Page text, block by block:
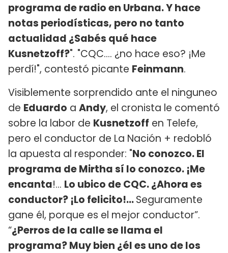
programa de radio en Urbana. Y hace
notas periodísticas, pero no tanto
actualidad ¿Sabés qué hace
Kusnetzoff?". "CQC.... ¿no hace eso? ¡Me
perdí!", contestó picante Feinmann.
Visiblemente sorprendido ante el ninguneo
de Eduardo a Andy, el cronista le comentó
sobre la labor de Kusnetzoff en Telefe,
pero el conductor de La Nación + redobló
la apuesta al responder: "No conozco. El
programa de Mirtha sí lo conozco. ¡Me
encanta!... Lo ubico de CQC. ¿Ahora es
conductor? ¡Lo felicito!...Seguramente
gane él, porque es el mejor conductor”.
“¿Perros de la calle se llama el
programa? Muy bien ¿él es uno de los